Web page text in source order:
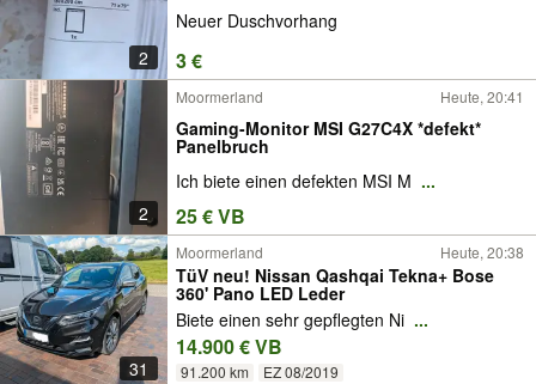
2
Neuer Duschvorhang
3 €
2
Moormerland Heute, 20:41
Gaming-Monitor MSI G27C4X *defekt*
Panelbruch
Ich biete einen defekten MSI M ...
25 € VB
31
Moormerland Heute, 20:38
TüV neu! Nissan Qashqai Tekna+ Bose
360' Pano LED Leder
Biete einen sehr gepflegten Ni ...
14.900 € VB
91.200 km
EZ 08/2019